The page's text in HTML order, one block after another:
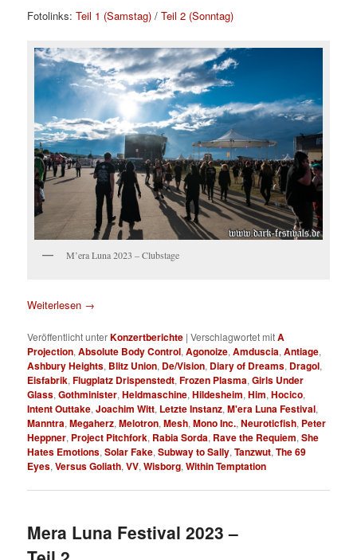
Fotolinks:Teil 1 (Samstag) /Teil 2 (Sonntag)
M’era Luna 2023 – Clubstage
Weiterlesen →
Veröffentlicht unterKonzertberichte |Verschlagwortet mitA
Projection,Absolute Body Control,Agonoize,Amduscia,Antiage,
Ashbury Heights, Blitz Union, De/Vision, Diary of Dreams, Dragol,
Eisfabrik,Flugplatz Drispenstedt,Frozen Plasma,Girls Under
Glass,Gothminister,Heldmaschine,Hildesheim,Him,Hocico,
Intent Outtake,Joachim Witt, Letzte Instanz,M'era Luna Festival,
Manntra,Megaherz,Melotron,Mesh,Mono Inc.,Neuroticfish, Peter
Heppner, Project Pitchfork, Rabia Sorda, Rave the Requiem,She
Hates Emotions,Solar Fake,Subway to Sally,Tanzwut,The 69
Eyes,Versus Goliath,VV,Wisborg,Within Temptation
Mera Luna Festival 2023 –